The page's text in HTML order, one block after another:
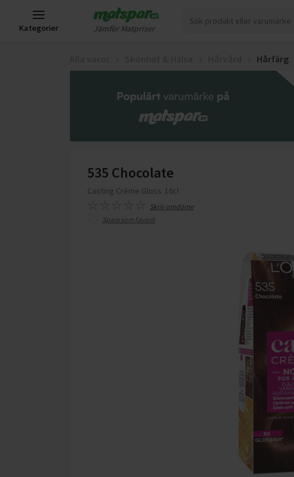
Kategorier Jämför Matpriser
Hårfärg
535 Chocolate
Casting Crème Gloss 16cl
Skriv omdöme
Spara som favorit